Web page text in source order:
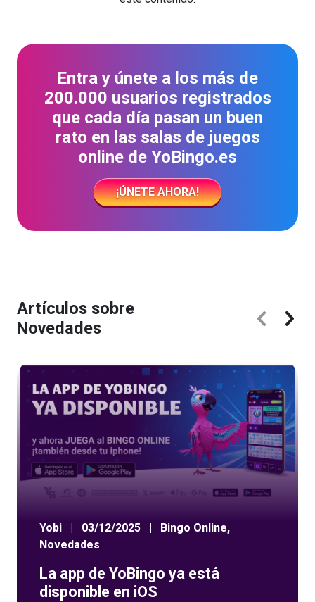
Entra y únete a los más de
200.000 usuarios registrados
que cada día pasan un buen
rato en las salas de juegos
online de YoBingo.es
¡ÚNETE AHORA!
Artículos sobre
Novedades
Yobi 03/12/2025 Bingo Online,
Novedades
La app de YoBingo ya está
disponible en iOS